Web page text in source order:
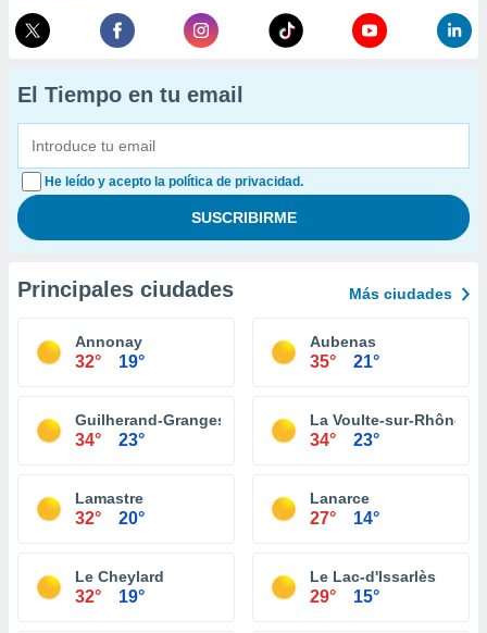
El Tiempo en tu email
He leído y acepto la política de privacidad.
Principales ciudades Más ciudades
Annonay
32° 19°
Aubenas
35° 21°
Guilherand-Granges
34° 23°
La Voulte-sur-Rhône
34° 23°
Lamastre
32° 20°
Lanarce
27° 14°
Le Cheylard
32° 19°
Le Lac-d'Issarlès
29° 15°